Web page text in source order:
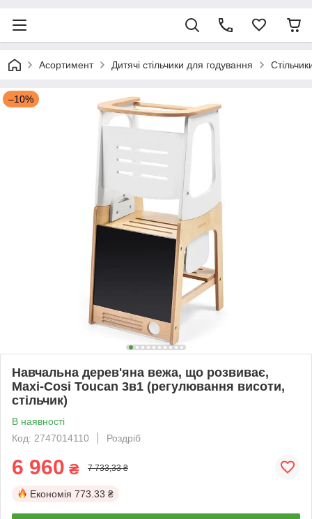
Асортимент Дитячі стільчики для годування
–10%
Навчальна дерев'яна вежа, що розвиває,
Maxi-Cosi Toucan 3в1 (регулювання висоти,
стільчик)
В наявності
Код: 2747014110
Роздріб
6 960 ₴ 7 733,33 ₴
Економія 773.33 ₴